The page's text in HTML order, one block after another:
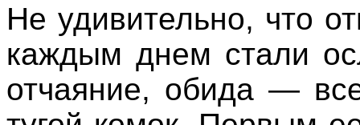
Не удивительно, что
каждым днем стали
отчаяние, обида —